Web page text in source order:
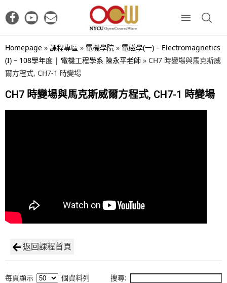
Homepage » 課程專區 » 電機學院 » 電磁學(一) – Electromagnetics
(I) – 108學年度 | 電機工程學系 陳永平老師 » CH7 時變場與馬克斯威
爾方程式, CH7-1 時變場
CH7 時變場與馬克斯威爾方程式, CH7-1 時變場
返回課程首頁
每頁顯示 個資料列 搜尋: